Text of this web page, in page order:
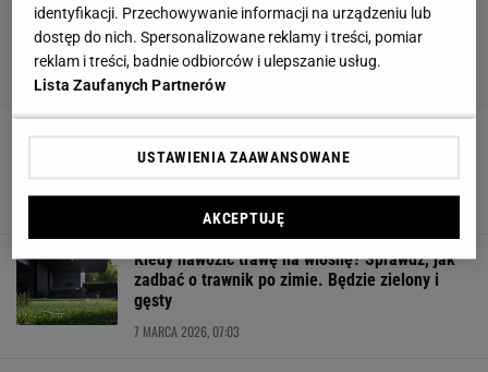
Hortensja bukietowa ożywi każdy ogród.
Kwitnie długo i zachwyca kwiatami. A jak
pachnie
Kiedy nawozić trawę na wiosnę? Sprawdź, jak
zadbać o trawnik po zimie. Będzie zielony i
gęsty
7 MARCA 2026, 07:03
identyfikacji. Przechowywanie informacji na urządzeniu lub
dostęp do nich. Spersonalizowane reklamy i treści, pomiar
reklam i treści, badnie odbiorców i ulepszanie usług.
Lista Zaufanych Partnerów
USTAWIENIA ZAAWANSOWANE
AKCEPTUJĘ